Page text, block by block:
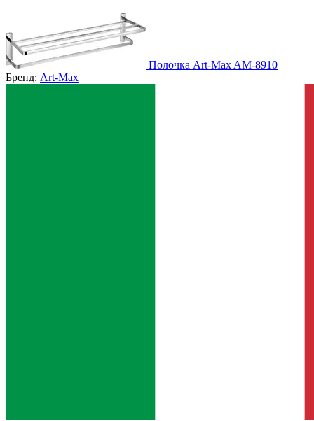
Полочка Art-Max AM-8910
Бренд: Art-Max